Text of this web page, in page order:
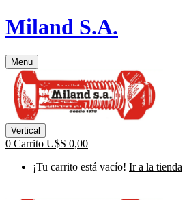
Miland S.A.
Menu
Vertical
0 Carrito U$S 0,00
¡Tu carrito está vacío! Ir a la tienda